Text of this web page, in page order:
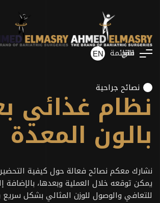
القائمة
فتح
غلق EN
نصائح جراحية
نظام غذائي
بالون المعدة
نشارك معكم نصائح فعالة حول كيفية التحضير
يمكن توقعه خلال العملية وبعدها،
للتعافي والوصول للوزن المثالي بشكل